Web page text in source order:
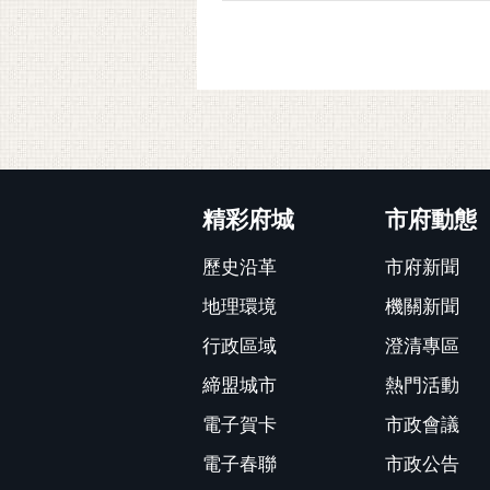
精彩府城
歷史沿革
地理環境
行政區域
締盟城市
電子賀卡
電子春聯
市府動態
市府新聞
機關新聞
澄清專區
熱門活動
市政會議
市政公告